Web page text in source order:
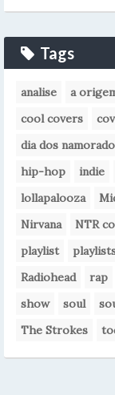
Tags
analise a
cool covers
dia dos
hip-hop
indie
lollapalooza
Nirvana
NTR
playlist
Radiohead
rap
show
soul
The Strokes